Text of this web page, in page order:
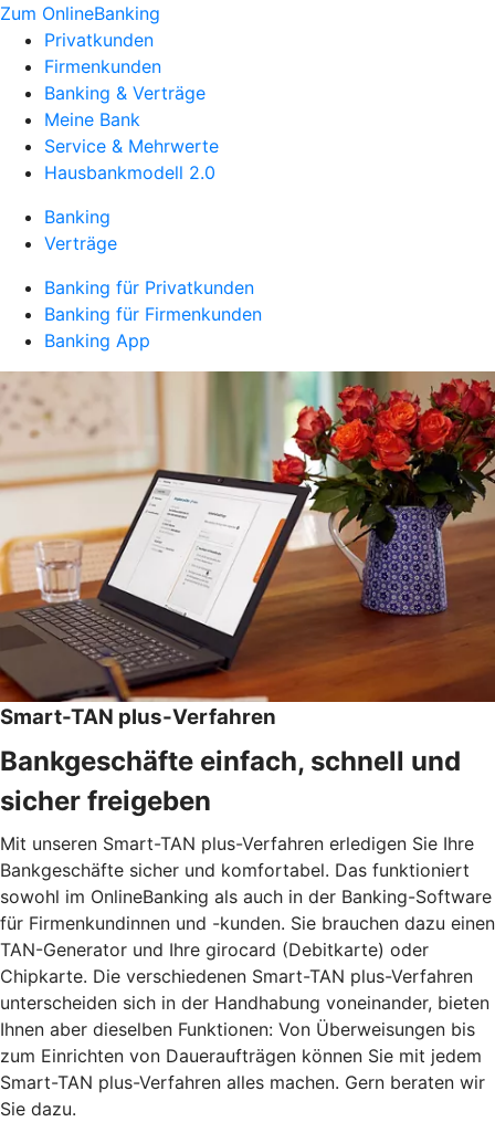
Zum OnlineBanking
Privatkunden
Firmenkunden
Banking & Verträge
Meine Bank
Service & Mehrwerte
Hausbankmodell 2.0
Banking
Verträge
Banking für Privatkunden
Banking für Firmenkunden
Banking App
Smart-TAN plus-Verfahren
Bankgeschäfte einfach, schnell und
sicher freigeben
Mit unseren Smart-TAN plus-Verfahren erledigen Sie Ihre
Bankgeschäfte sicher und komfortabel. Das funktioniert
sowohl im OnlineBanking als auch in der Banking-Software
für Firmenkundinnen und -kunden. Sie brauchen dazu einen
TAN-Generator und Ihre girocard (Debitkarte) oder
Chipkarte. Die verschiedenen Smart-TAN plus-Verfahren
unterscheiden sich in der Handhabung voneinander, bieten
Ihnen aber dieselben Funktionen: Von Überweisungen bis
zum Einrichten von Daueraufträgen können Sie mit jedem
Smart-TAN plus-Verfahren alles machen. Gern beraten wir
Sie dazu.